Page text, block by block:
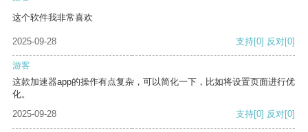
这个软件我非常喜欢
2025-09-28 支持[0] 反对[0]
游客
这款加速器app的操作有点复杂，可以简化一下，比如将设置页面进行优
化。
2025-09-28
支持[0] 反对[0]